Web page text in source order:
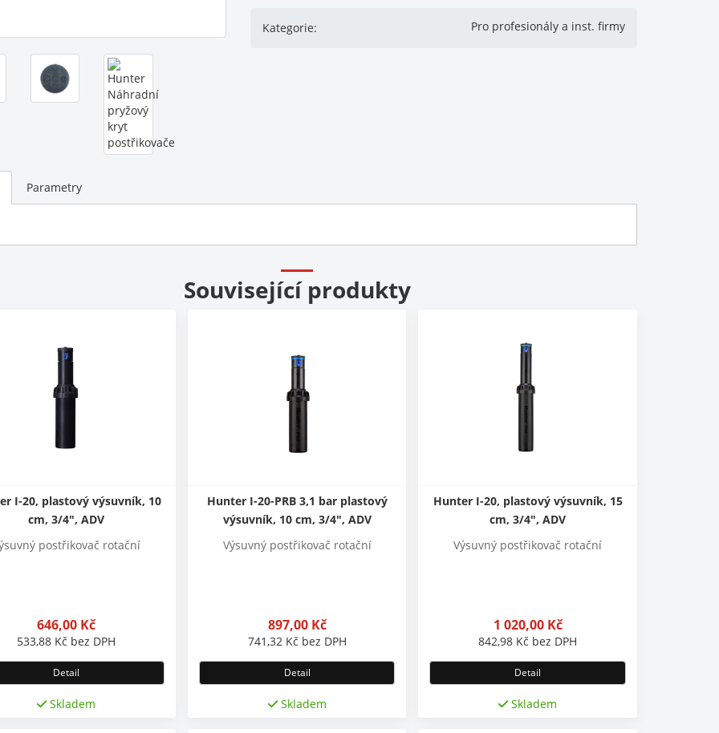
Kategorie: Pro profesionály a inst. firmy
Parametry
Související produkty
I-20, plastový výsuvník, 10
cm, 3/4", ADV
postřikovač rotační
646,00 Kč
533,88 Kč bez DPH
Detail
Skladem
Hunter I-20-PRB 3,1 bar plastový
výsuvník, 10 cm, 3/4", ADV
Výsuvný postřikovač rotační
897,00 Kč
741,32 Kč bez DPH
Detail
Skladem
Hunter I-20, plastový výsuvník, 15
cm, 3/4", ADV
Výsuvný postřikovač rotační
1 020,00 Kč
842,98 Kč bez DPH
Detail
Skladem